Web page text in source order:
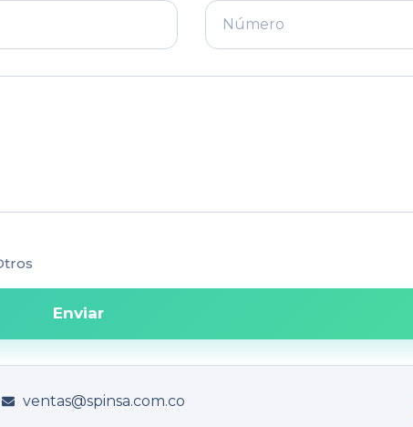
Enviar
ventas@spinsa.com.co